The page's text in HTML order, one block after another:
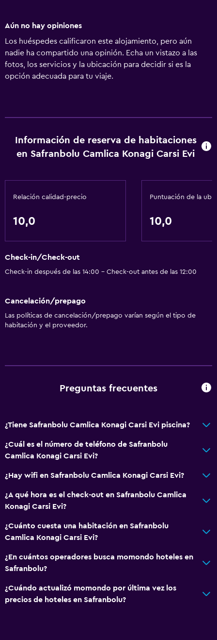
Aún no hay opiniones
Los huéspedes calificaron este alojamiento, pero aún
nadie ha compartido una opinión. Echa un vistazo a las
fotos, los servicios y la ubicación para decidir si es la
opción adecuada para tu viaje.
Información de reserva de habitaciones
en Safranbolu Camlica Konagi Carsi Evi
Relación calidad-precio
10,0
Puntuación de la
10,0
Check-in/Check-out
Check-in después de las 14:00 - Check-out antes de las 12:00
Cancelación/prepago
Las políticas de cancelación/prepago varían según el tipo de
habitación y el proveedor.
Preguntas frecuentes
¿Tiene Safranbolu Camlica Konagi Carsi Evi piscina?
¿Cuál es el número de teléfono de Safranbolu
Camlica Konagi Carsi Evi?
¿Hay wifi en Safranbolu Camlica Konagi Carsi Evi?
¿A qué hora es el check-out en Safranbolu Camlica
Konagi Carsi Evi?
¿Cuánto cuesta una habitación en Safranbolu
Camlica Konagi Carsi Evi?
¿En cuántos operadores busca momondo hoteles en
Safranbolu?
¿Cuándo actualizó momondo por última vez los
precios de hoteles en Safranbolu?